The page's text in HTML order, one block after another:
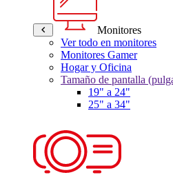
Monitores
Ver todo en monitores
Monitores Gamer
Hogar y Oficina
Tamaño de pantalla
19" a 24"
25" a 34"